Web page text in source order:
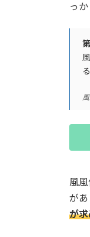
っ
風
があ
が